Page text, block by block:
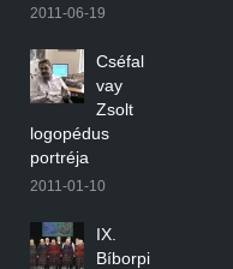
2011-06-19
Cséfal
vay
Zsolt
logopédus
portréja
2011-01-10
IX.
Bíborpi